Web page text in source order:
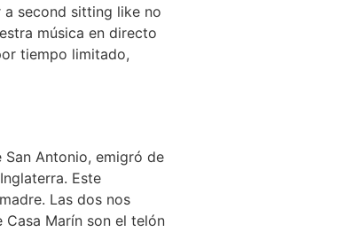
second sitting like no
música en directo
tiempo limitado,
San Antonio, emigró de
Este
Las dos nos
Casa Marín son el telón